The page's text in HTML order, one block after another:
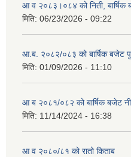
आ व २०८३।०८४ को निती, बार्षिक
मिति: 06/23/2026 - 09:22
आ.ब. २०८२/०८३ को बार्षिक बजेट
मिति: 01/09/2026 - 11:10
आ ब २०८१/०८२ को बार्षिक बजेट
मिति: 11/14/2024 - 16:38
आ व २०८०/८१ को रातो किताब